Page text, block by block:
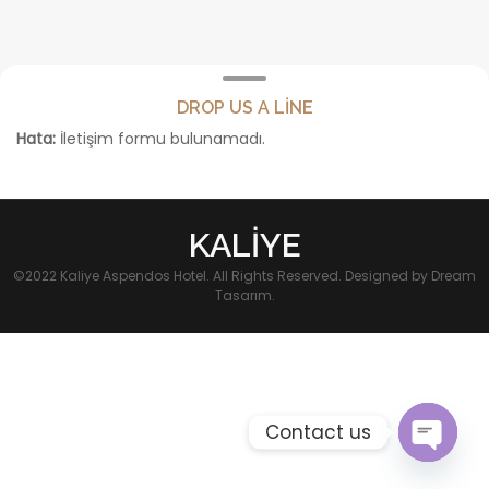
DROP US A LINE
Hata: İletişim formu bulunamadı.
KALIYE
©2022 Kaliye Aspendos Hotel. All Rights Reserved. Designed by Dream
Tasarım.
Contact us